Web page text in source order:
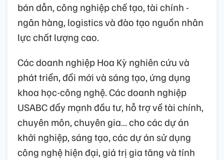
bán dẫn, công nghiệp chế tạo, tài chính -
ngân hàng, logistics và đào tạo nguồn nhân
lực chất lượng cao.
Các doanh nghiệp Hoa Kỳ nghiên cứu và
phát triển, đổi mới và sáng tạo, ứng dụng
khoa học-công nghệ. Các doanh nghiệp
USABC đẩy mạnh đầu tư, hỗ trợ về tài chính,
chuyên môn, chuyên gia… cho các dự án
khởi nghiệp, sáng tạo, các dự án sử dụng
công nghệ hiện đại, giá trị gia tăng và tính